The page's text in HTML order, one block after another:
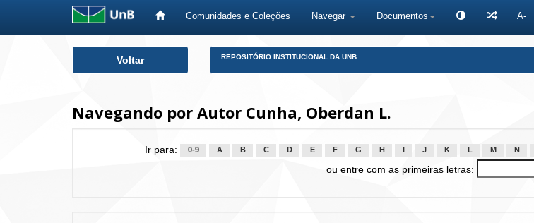
Comunidades e Coleções Navegar Documentos A-
Voltar REPOSITÓRIO INSTITUCIONAL DA UNB
Navegando por Autor Cunha, Oberdan L.
Ir para: 0-9 A B C D E F G H J K L M N
ou entre com as primeiras letras: